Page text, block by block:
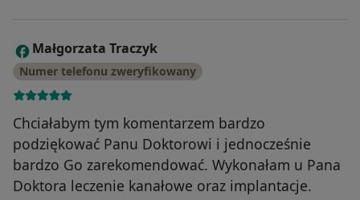
M Małgorzata Traczyk
Numer telefonu zweryfikowany
Chciałabym tym komentarzem bardzo
podziękować Panu Doktorowi i jednocześnie
bardzo Go zarekomendować. Wykonałam u Pana
Doktora leczenie kanałowe oraz implantacje.